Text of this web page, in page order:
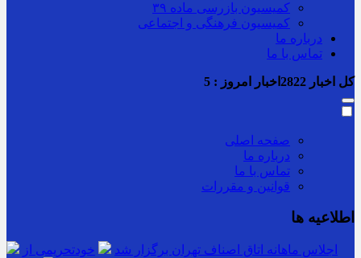
کمیسیون بازرسی ماده ۳۹
کمیسیون فرهنگی و اجتماعی
درباره ما
تماس با ما
کل اخبار اخبار امروز : 5
صفحه اصلی
درباره ما
تماس با ما
قوانین و مقررات
اطلاعیه ها
اجلاس ماهانه اتاق اصناف تهران برگزار شد
خودتحریمی از